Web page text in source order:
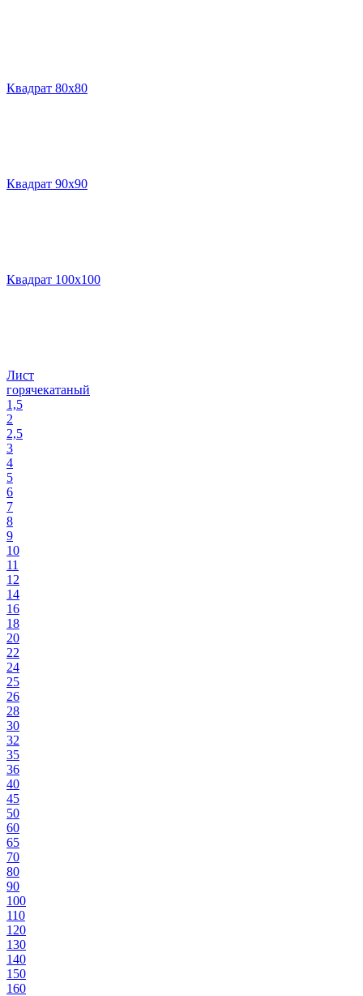
Квадрат 80х80
Квадрат 90х90
Квадрат 100х100
Лист
горячекатаный
1,5
2
2,5
3
4
5
6
7
8
9
10
11
12
14
16
18
20
22
24
25
26
28
30
32
35
36
40
45
50
60
65
70
80
90
100
110
120
130
140
150
160